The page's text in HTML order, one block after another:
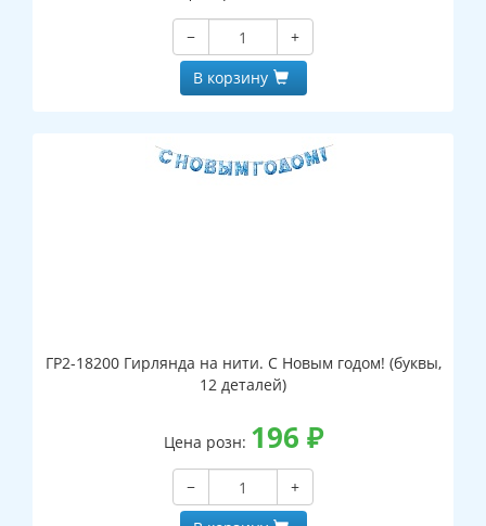
−
+
В корзину
ГР2-18200 Гирлянда на нити. С Новым годом! (буквы,
12 деталей)
Цена розн: 196 ₽
−
+